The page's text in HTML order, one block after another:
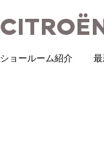
ショールーム紹介 最